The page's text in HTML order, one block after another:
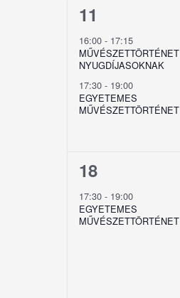
2
esemény,
11
16:00 - 17:15
MŰVÉSZETTÖRTÉNET
NYUGDÍJASOKNAK
17:30 - 19:00
EGYETEMES
MŰVÉSZETTÖRTÉNET
1
esemény,
18
17:30 - 19:00
EGYETEMES
MŰVÉSZETTÖRTÉNET